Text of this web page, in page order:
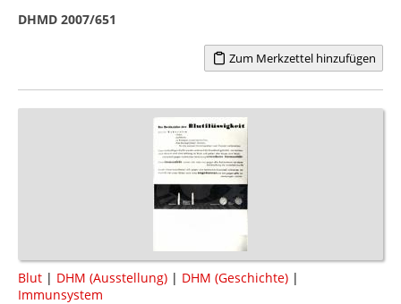
DHMD 2007/651
Zum Merkzettel hinzufügen
Blut | DHM (Ausstellung) | DHM (Geschichte) |
Immunsystem